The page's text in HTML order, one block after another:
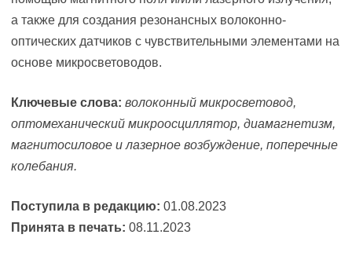
а также для создания резонансных волоконно-
оптических датчиков с чувствительными элементами на
основе микросветоводов.
Ключевые слова: волоконный микросветовод,
оптомеханический микроосциллятор, диамагнетизм,
магнитосиловое и лазерное возбуждение, поперечные
колебания.
Поступила в редакцию: 01.08.2023
Принята в печать: 08.11.2023